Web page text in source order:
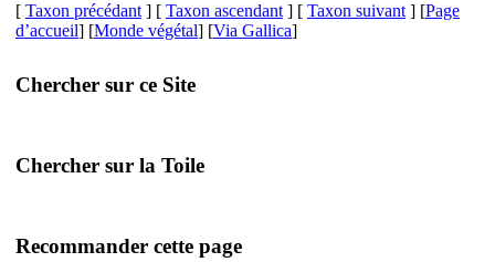
[ Taxon précédant ] [ Taxon ascendant ] [ Taxon suivant ] [Page
d’accueil] [Monde végétal] [Via Gallica]
Chercher sur ce Site
Chercher sur la Toile
Recommander cette page